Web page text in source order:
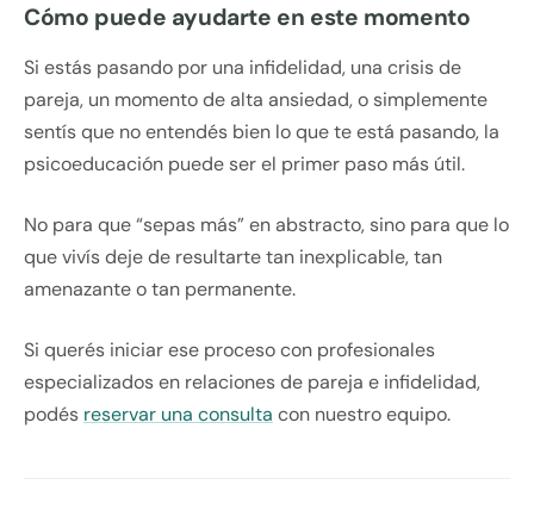
Cómo puede ayudarte en este momento
Si estás pasando por una infidelidad, una crisis de
pareja, un momento de alta ansiedad, o simplemente
sentís que no entendés bien lo que te está pasando, la
psicoeducación puede ser el primer paso más útil.
No para que “sepas más” en abstracto, sino para que lo
que vivís deje de resultarte tan inexplicable, tan
amenazante o tan permanente.
Si querés iniciar ese proceso con profesionales
especializados en relaciones de pareja e infidelidad,
podés reservar una consulta con nuestro equipo.